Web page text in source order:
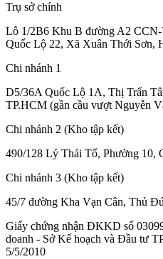
Trụ sở chính
Lô 1/2B6 Khu B đường A2
Quốc Lộ 22, Xã Xuân Thới Sơn,
Chi nhánh 1
D5/36A Quốc Lộ 1A, Thị Trấn
TP.HCM (gần cầu vượt Nguyễn
Chi nhánh 2 (Kho tập kết)
490/128 Lý Thái Tổ, Phường 10,
Chi nhánh 3 (Kho tập kết)
45/7 đường Kha Vạn Cân, Thủ
Giấy chứng nhận ĐKKD số
doanh - Sở Kế hoạch và Đầu tư
5/5/2010